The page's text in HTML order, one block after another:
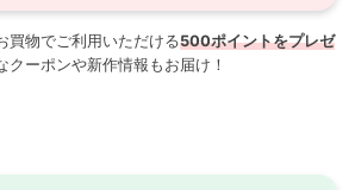
買物でご利用いただける500ポイントをプレゼ
クーポンや新作情報もお届け！